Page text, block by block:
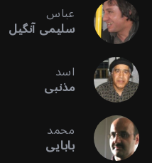
عباس
سلیمی آنگیل
اسد
مذنبی
محمد
بابایی